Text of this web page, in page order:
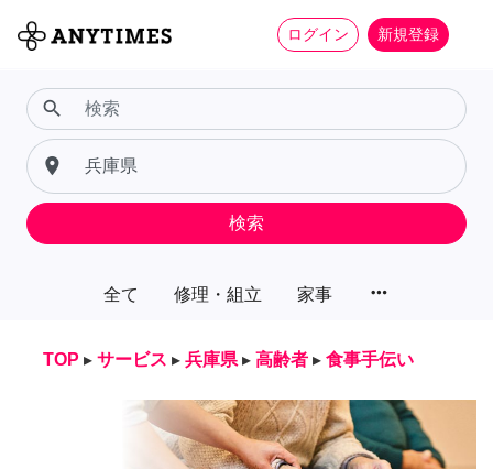
ログイン 新規登録
全て 修理・組立 家事 more_horiz
search
place
検索
TOP ▸ サービス ▸ 兵庫県 ▸ 高齢者 ▸ 食事手伝い